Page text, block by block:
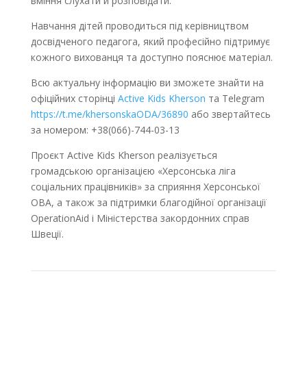
Навчання дітей проводиться під керівництвом
досвідченого педагога, який професійно підтримує
кожного вихованця та доступно пояснює матеріал.
Всю актуальну інформацію ви зможете знайти на
офіційних сторінці Active Kids Kherson та Telegram
https://t.me/khersonskaODA/36890 або звертайтесь
за номером: +38(066)-744-03-13
Проєкт Active Kids Kherson реалізується
громадською організацією «Херсонська ліга
соціальних працівників» за сприяння Херсонської
ОВА, а також за підтримки благодійної організації
OperationAid і Міністерства закордонних справ
Швеції.